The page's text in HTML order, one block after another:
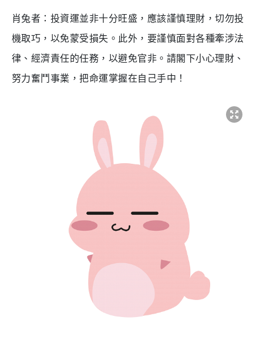
肖兔者：投資運並非十分旺盛，應該謹慎理財，切勿投
機取巧，以免蒙受損失。此外，要謹慎面對各種牽涉法
律、經濟責任的任務，以避免官非。請閣下小心理財、
努力奮鬥事業，把命運掌握在自己手中！